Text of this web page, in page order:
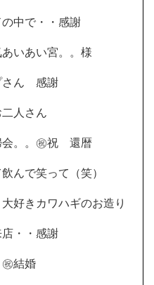
中で・・感謝
いあい宮。。様
さん 感謝
人さん
会。。㊗祝 還暦
んで笑って（笑）
きカワハギのお造り
・・感謝
結婚